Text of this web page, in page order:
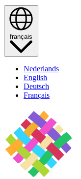
français
Nederlands
English
Deutsch
Français